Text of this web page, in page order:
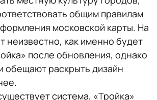
общим правилам
московской карты. На
неизвестно, как именно будет
после обновления, однако
обещают раскрыть дизайн
система, «Тройка»